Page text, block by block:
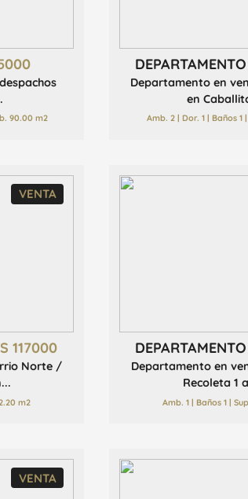
90.00 m2
Departamento en
en
Amb. 2 | Dor. 1 | Baños 1
VENTA
117000
Norte /
m2
Departamento en
Recoleta 1
Amb. 1 | Baños 1 |
VENTA